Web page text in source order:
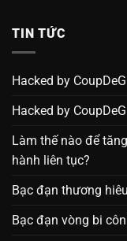
TIN TỨC
Hacked by
Hacked by
Làm thế nào để
hành liên tục?
Bạc đạn thương
Bạc đạn vòng bi